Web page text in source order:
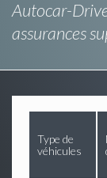
Autocar-
assurances
Type de
véhicules